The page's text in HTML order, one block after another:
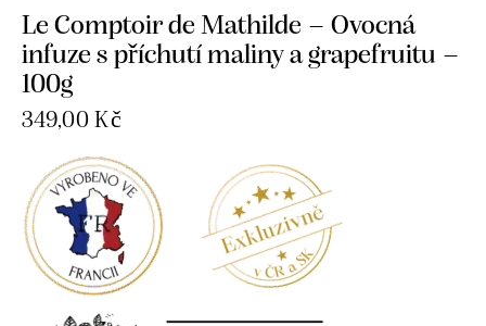
Le Comptoir de Mathilde – Ovocná
infuze s příchutí maliny a grapefruitu –
100g
349,00 Kč